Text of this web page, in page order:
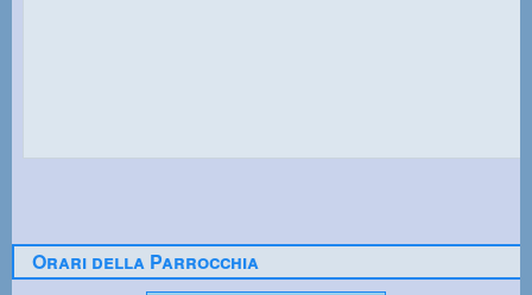
Orari della Parrocchia